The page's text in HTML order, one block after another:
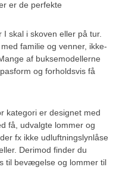
er de perfekte
skal i skoven eller på tur.
familie og venner, ikke-
af buksemodellerne
og forholdsvis få
kategori er designet med
få, udvalgte lommer og
fx ikke udluftningslynlåse
Derimod finder du
til bevægelse og lommer til